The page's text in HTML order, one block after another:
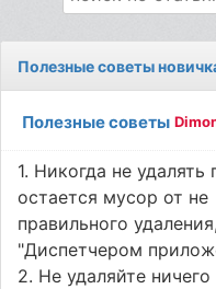
Полезные советы
Полезные советы
1. Никогда не
остается мусор от не
правильного
"Диспетчером
2. Не удаляйте